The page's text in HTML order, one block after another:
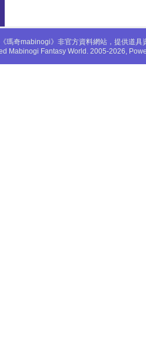
瑪奇mabinogi》非官方資料網站，提供道
Mabinogi Fantasy World. 2005-2026,